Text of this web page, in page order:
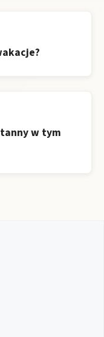
w tym